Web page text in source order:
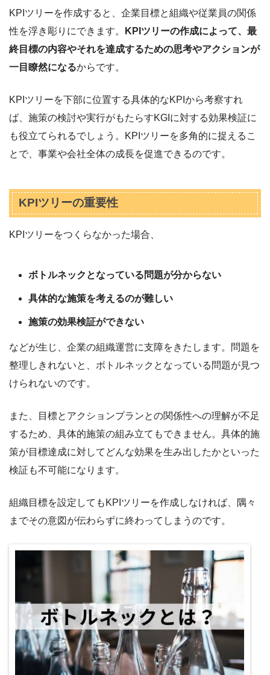
KPIツリーを作成すると、企業目標と組織や従業員の関係
性を浮き彫りにできます。
KPIツリーの作成によって、最
終目標の内容やそれを達成するための思考やアクションが
一目瞭然になるからです。
KPIツリーを下部に位置する具体的なKPIから考察すれ
ば、施策の検討や実行がもたらすKGIに対する効果検証に
も役立てられるでしょう。KPIツリーを多角的に捉えるこ
とで、事業や会社全体の成長を促進できるのです。
KPIツリーの重要性
KPIツリーをつくらなかった場合、
ボトルネックとなっている問題が分からない
具体的な施策を考えるのが難しい
施策の効果検証ができない
などが生じ、企業の組織運営に支障をきたします。問題を
整理しきれないと、ボトルネックとなっている問題が見つ
けられないのです。
また、目標とアクションプランとの関係性への理解が不足
するため、具体的施策の組み立てもできません。具体的施
策が目標達成に対してどんな効果を生み出したかといった
検証も不可能になります。
組織目標を設定してもKPIツリーを作成しなければ、隅々
までその意図が伝わらずに終わってしまうのです。